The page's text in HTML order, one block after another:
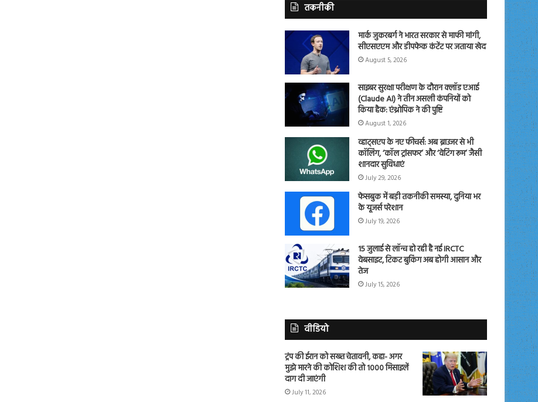
तकनीकी
मार्क जुकरबर्ग ने भारत सरकार से माफी मांगी,
सीएसएएम और डीपफेक कंटेंट पर जताया खेद
August 5, 2026
साइबर सुरक्षा परीक्षण के दौरान क्लॉड एआई
(Claude AI) ने तीन असली कंपनियों को
किया हैक: एंथ्रोपिक ने की पुष्टि
August 1, 2026
व्हाट्सएप के नए फीचर्स: अब ब्राउजर से भी
कॉलिंग, ‘कॉल ट्रांसफर’ और ‘वेटिंग रूम’ जैसी
शानदार सुविधाएं
July 29, 2026
फेसबुक में बड़ी तकनीकी समस्या, दुनिया भर
के यूजर्स परेशान
July 19, 2026
15 जुलाई से लॉन्च हो रही है नई IRCTC
वेबसाइट, टिकट बुकिंग अब होगी आसान और
तेज
July 15, 2026
वीडियो
ट्रंप की ईरान को सख्त चेतावनी, कहा- अगर
मुझे मारने की कोशिश की तो 1000 मिसाइलें
दाग दी जाएंगी
July 11, 2026